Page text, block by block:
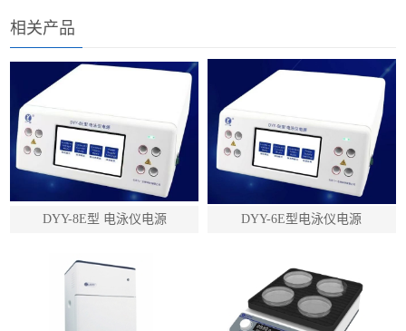
相关产品
DYY-8E型 电泳仪电源 DYY-6E型电泳仪电源